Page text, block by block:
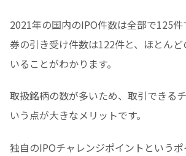
2021年の国内のIPO件数は全部で125
券の引き受け件数は122件と、ほとんど
いることがわかります。
取扱銘柄の数が多いため、取引できる
いう点が大きなメリットです。
独自のIPOチャレンジポイントという